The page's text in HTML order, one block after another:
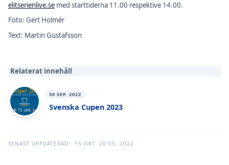
elitserienlive.se med starttiderna 11.00 respektive 14.00.
Foto: Gert Holmér
Text: Martin Gustafsson
Relaterat innehåll
30 SEP. 2022
Svenska Cupen 2023
SENAST UPPDATERAD: 15 OKT. 20:05, 2022